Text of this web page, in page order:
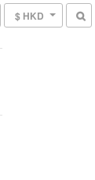
$ HKD